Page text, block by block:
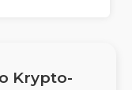
Krypto-